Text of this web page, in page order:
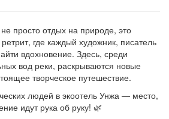
просто отдых на природе, это
где каждый художник, писатель
вдохновение. Здесь, среди
вод реки, раскрываются новые
творческое путешествие.
людей в экоотель Унжа — место,
идут рука об руку! 🌿